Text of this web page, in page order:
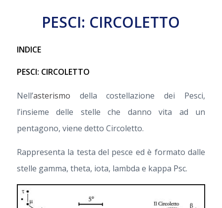
PESCI: CIRCOLETTO
INDICE
PESCI: CIRCOLETTO
Nell’asterismo della costellazione dei Pesci,
l’insieme delle stelle che danno vita ad un
pentagono, viene detto Circoletto.
Rappresenta la testa del pesce ed è formato dalle
stelle gamma, theta, iota, lambda e kappa Psc.